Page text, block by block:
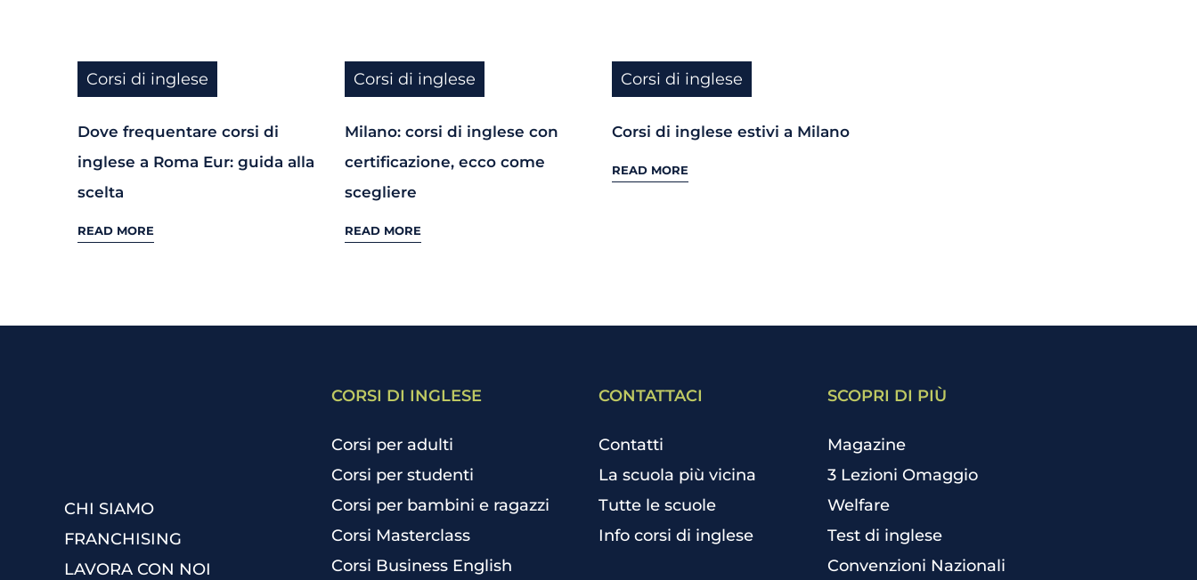
Corsi di inglese
Dove frequentare corsi di
inglese a Roma Eur: guida alla
scelta
READ MORE
Corsi di inglese
Milano: corsi di inglese con
certificazione, ecco come
scegliere
READ MORE
Corsi di inglese
Corsi di inglese estivi a Milano
READ MORE
CHI SIAMO
FRANCHISING
LAVORA CON NOI
CORSI DI INGLESE
Corsi per adulti
Corsi per studenti
Corsi per bambini e ragazzi
Corsi Masterclass
Corsi Business English
CONTATTACI
Contatti
La scuola più vicina
Tutte le scuole
Info corsi di inglese
SCOPRI DI PIÙ
Magazine
3 Lezioni Omaggio
Welfare
Test di inglese
Convenzioni Nazionali